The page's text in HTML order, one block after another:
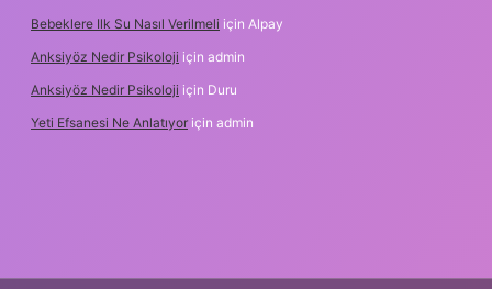
Bebeklere Ilk Su Nasıl Verilmeli için Alpay
Anksiyöz Nedir Psikoloji için admin
Anksiyöz Nedir Psikoloji için Duru
Yeti Efsanesi Ne Anlatıyor için admin